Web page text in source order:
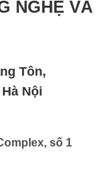
NGHỆ VÀ
Tôn,
Nội
số 1